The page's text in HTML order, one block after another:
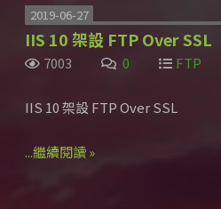
2019-06-27
IIS 10 架設 FTP Over SSL
7003 0 FTP
IIS 10 架設 FTP Over SSL
...繼續閱讀 »